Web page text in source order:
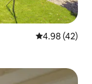
Ukadiriaji wa
4.98 (42)